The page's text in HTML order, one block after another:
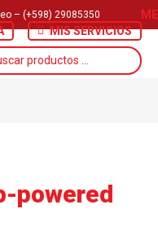
– (+598) 29085350
MIS SERVICIOS
powered